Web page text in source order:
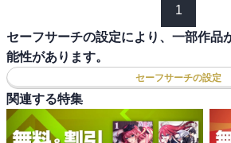
1
セーフサーチの設定により、一部作品
能性があります。
セーフサーチの設定
関連する特集